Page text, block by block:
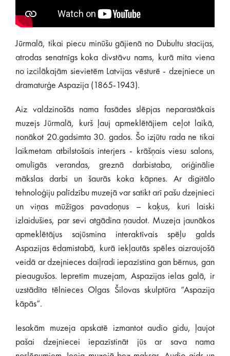
Jūrmalā, tikai piecu minūšu gājienā no Dubultu stacijas,
atrodas senatnīgs koka divstāvu nams, kurā mita viena
no izcilākajām sievietēm Latvijas vēsturē - dzejniece un
dramaturģe Aspazija (1865-1943).
Aiz valdzinošās nama fasādes slēpjas neparastākais
muzejs Jūrmalā, kurš ļauj apmeklētājiem ceļot laikā,
nonākot 20.gadsimta 30. gados. Šo izjūtu rada ne tikai
laikmetam atbilstošais interjers - krāšņais viesu salons,
omulīgās verandas, greznā darbistaba, oriģinālie
mākslas darbi un šaurās koka kāpnes. Ar digitālo
tehnoloģiju palīdzību muzejā var satikt arī pašu dzejnieci
un viņas mūžīgos pavadoņus – kaķus, kuri laiski
izlaidušies, par sevi atgādina ņaudot. Muzeja jaunākos
apmeklētājus sajūsmina interaktīvais spēļu galds
Aspazijas ēdamistabā, kurā iekļautās spēles aizraujošā
veidā ar dzejnieces daiļradi iepazīstina gan bērnus, gan
pieaugušos. Iepretīm muzejam, Aspazijas ielas galā, ir
uzstādīta tēlnieces Olgas Šilovas skulptūra “Aspazija
kāpās”.
Iesakām muzeja apskatē izmantot audio gidu, ļaujot
pašai dzejniecei iepazīstināt jūs ar sava nama